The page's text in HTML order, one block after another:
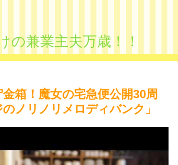
の兼業主夫万歳！！
箱！魔女の宅急便公開30周
ノリノリメロディバンク」